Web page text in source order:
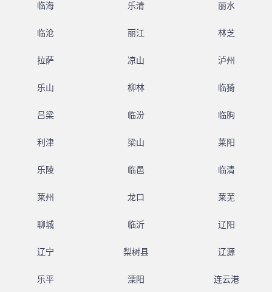
临海 乐清 丽水
临沧 丽江 林芝
拉萨 凉山 泸州
乐山 柳林 临猗
吕梁 临汾 临朐
利津 梁山 莱阳
乐陵 临邑 临清
莱州 龙口 莱芜
聊城 临沂 辽阳
辽宁 梨树县 辽源
乐平 溧阳 连云港